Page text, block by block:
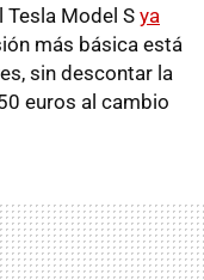
Tesla Model S ya
más básica está
sin descontar la
euros al cambio